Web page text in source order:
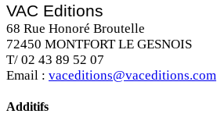
VAC Editions
68 Rue Honoré Broutelle
72450 MONTFORT LE GESNOIS
T/ 02 43 89 52 07
Email : vaceditions@vaceditions.com
Additifs